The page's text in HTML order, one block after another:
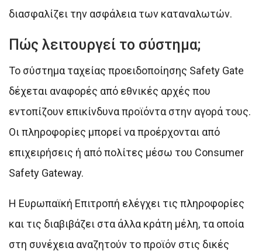
διασφαλίζει την ασφάλεια των καταναλωτών.
Πώς λειτουργεί το σύστημα;
Το σύστημα ταχείας προειδοποίησης Safety Gate
δέχεται αναφορές από εθνικές αρχές που
εντοπίζουν επικίνδυνα προϊόντα στην αγορά τους.
Οι πληροφορίες μπορεί να προέρχονται από
επιχειρήσεις ή από πολίτες μέσω του Consumer
Safety Gateway.
Η Ευρωπαϊκή Επιτροπή ελέγχει τις πληροφορίες
και τις διαβιβάζει στα άλλα κράτη μέλη, τα οποία
στη συνέχεια αναζητούν το προϊόν στις δικές